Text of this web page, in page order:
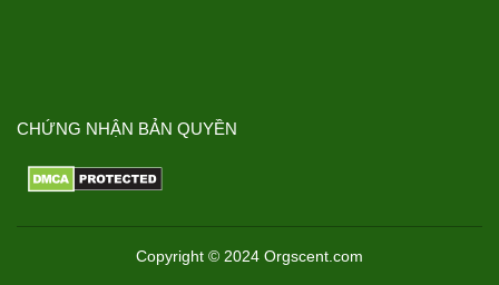
CHỨNG NHẬN BẢN QUYỀN
Copyright © 2024 Orgscent.com